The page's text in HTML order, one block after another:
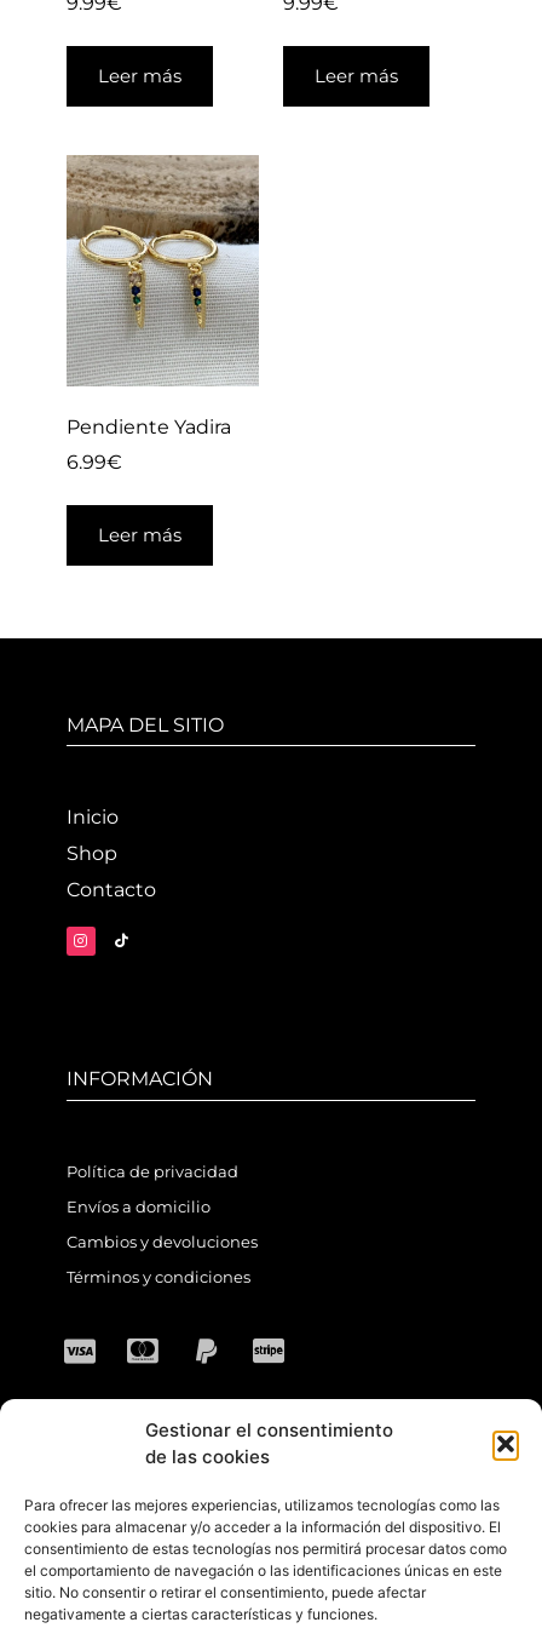
Gestionar el consentimiento
de las cookies
Para ofrecer las mejores experiencias, utilizamos tecnologías como las
cookies para almacenar y/o acceder a la información del dispositivo. El
consentimiento de estas tecnologías nos permitirá procesar datos como
el comportamiento de navegación o las identificaciones únicas en este
sitio. No consentir o retirar el consentimiento, puede afectar
negativamente a ciertas características y funciones.
Leer más Leer más
Pendiente Yadira
6.99€
Leer más
MAPA DEL SITIO
Inicio
Shop
Contacto
INFORMACIÓN
Política de privacidad
Envíos a domicilio
Cambios y devoluciones
Términos y condiciones
CONTACTO
Dirección: C. Sta. María Magdalena, 14,
41701 Dos Hermanas, Sevilla, España
Teléfono +34 694 46 69 91